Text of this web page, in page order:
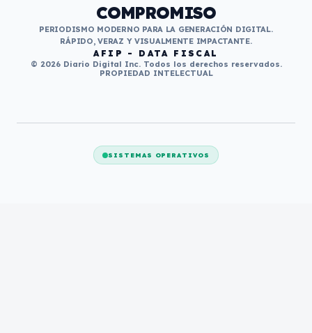
COMPROMISO
PERIODISMO MODERNO PARA LA GENERACIÓN DIGITAL.
RÁPIDO, VERAZ Y VISUALMENTE IMPACTANTE.
AFIP - DATA FISCAL
© 2026 Diario Digital Inc. Todos los derechos reservados.
PROPIEDAD INTELECTUAL
SISTEMAS OPERATIVOS